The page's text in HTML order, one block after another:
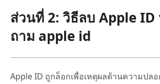
ส่วนที่ 2: วิธีลบ Apple
ถาม apple id
Apple ID ถูกล็อกเพื่อเหตุผลด้านความปล